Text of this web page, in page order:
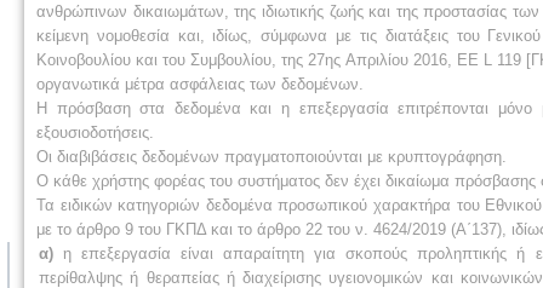
ανθρώπινων δικαιωμάτων, της ιδιωτικής ζωής και της προστασίας
κείμενη νομοθεσία και, ιδίως, σύμφωνα με τις διατάξεις του
Κοινοβουλίου και του Συμβουλίου, της 27ης Απριλίου 2016, ΕΕ L
οργανωτικά μέτρα ασφάλειας των δεδομένων.
Η πρόσβαση στα δεδομένα και η επεξεργασία επιτρέπονται
εξουσιοδοτήσεις.
Οι διαβιβάσεις δεδομένων πραγματοποιούνται με κρυπτογράφηση.
Ο κάθε χρήστης φορέας του συστήματος δεν έχει δικαίωμα
Τα ειδικών κατηγοριών δεδομένα προσωπικού χαρακτήρα του
με το άρθρο 9 του ΓΚΠΔ και το άρθρο 22 του ν. 4624/2019 (Α΄137),
α) η επεξεργασία είναι απαραίτητη για σκοπούς προληπτικής ή
περίθαλψης ή θεραπείας ή διαχείρισης υγειονομικών και